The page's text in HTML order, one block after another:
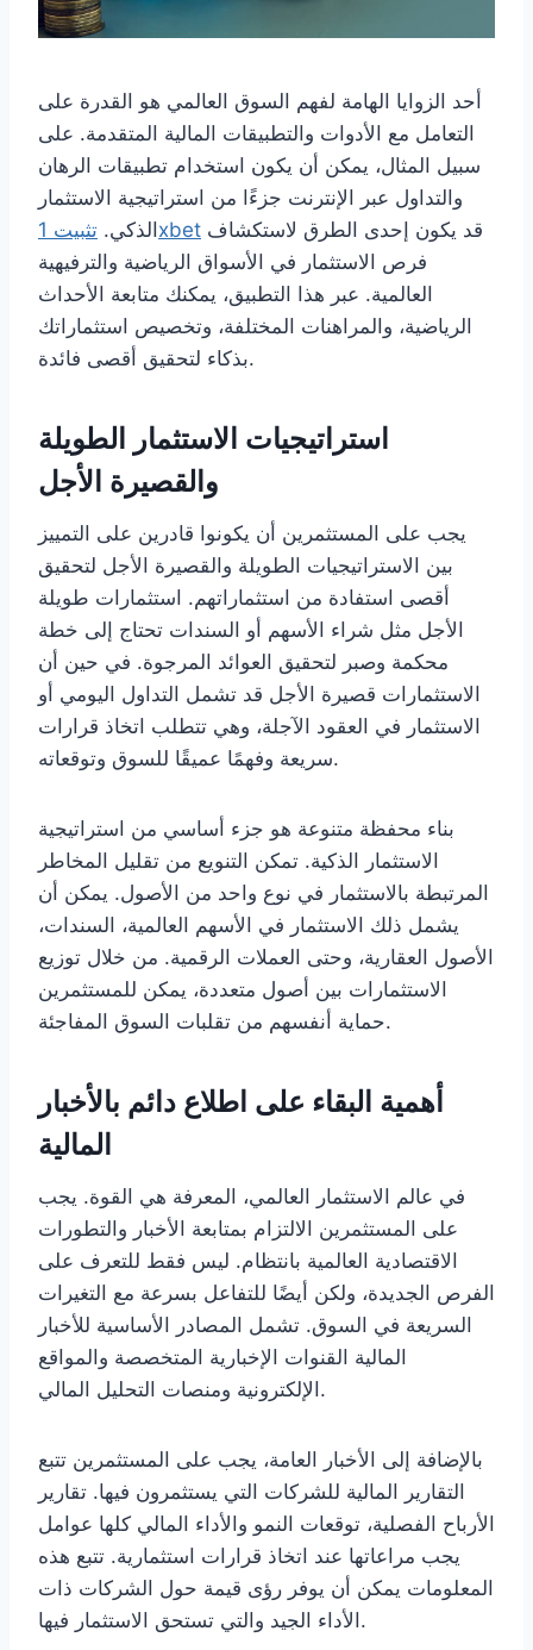
أحد الزوايا الهامة لفهم السوق العالمي هو القدرة على
التعامل مع الأدوات والتطبيقات المالية المتقدمة. على
سبيل المثال، يمكن أن يكون استخدام تطبيقات الرهان
والتداول عبر الإنترنت جزءًا من استراتيجية الاستثمار
الذكي.تثبيت 1xbet
فرص الاستثمار في الأسواق الرياضية والترفيهية
العالمية. عبر هذا التطبيق، يمكنك متابعة الأحداث
الرياضية، والمراهنات المختلفة، وتخصيص استثماراتك
بذكاء لتحقيق أقصى فائدة.
استراتيجيات الاستثمار الطويلة
والقصيرة الأجل
يجب على المستثمرين أن يكونوا قادرين على التمييز
بين الاستراتيجيات الطويلة والقصيرة الأجل لتحقيق
أقصى استفادة من استثماراتهم. استثمارات طويلة
الأجل مثل شراء الأسهم أو السندات تحتاج إلى خطة
محكمة وصبر لتحقيق العوائد المرجوة. في حين أن
الاستثمارات قصيرة الأجل قد تشمل التداول اليومي أو
الاستثمار في العقود الآجلة، وهي تتطلب اتخاذ قرارات
سريعة وفهمًا عميقًا للسوق وتوقعاته.
بناء محفظة متنوعة هو جزء أساسي من استراتيجية
الاستثمار الذكية. تمكن التنويع من تقليل المخاطر
المرتبطة بالاستثمار في نوع واحد من الأصول. يمكن أن
يشمل ذلك الاستثمار في الأسهم العالمية، السندات،
الأصول العقارية، وحتى العملات الرقمية. من خلال توزيع
الاستثمارات بين أصول متعددة، يمكن للمستثمرين
حماية أنفسهم من تقلبات السوق المفاجئة.
أهمية البقاء على اطلاع دائم بالأخبار
المالية
في عالم الاستثمار العالمي، المعرفة هي القوة. يجب
على المستثمرين الالتزام بمتابعة الأخبار والتطورات
الاقتصادية العالمية بانتظام. ليس فقط للتعرف على
الفرص الجديدة، ولكن أيضًا للتفاعل بسرعة مع التغيرات
السريعة في السوق. تشمل المصادر الأساسية للأخبار
المالية القنوات الإخبارية المتخصصة والمواقع
الإلكترونية ومنصات التحليل المالي.
بالإضافة إلى الأخبار العامة، يجب على المستثمرين تتبع
التقارير المالية للشركات التي يستثمرون فيها. تقارير
الأرباح الفصلية، توقعات النمو والأداء المالي كلها عوامل
يجب مراعاتها عند اتخاذ قرارات استثمارية. تتبع هذه
المعلومات يمكن أن يوفر رؤى قيمة حول الشركات ذات
الأداء الجيد والتي تستحق الاستثمار فيها.